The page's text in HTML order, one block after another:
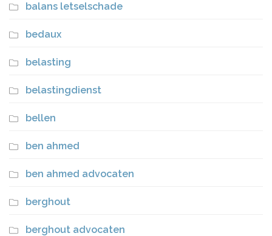
balans letselschade
bedaux
belasting
belastingdienst
bellen
ben ahmed
ben ahmed advocaten
berghout
berghout advocaten